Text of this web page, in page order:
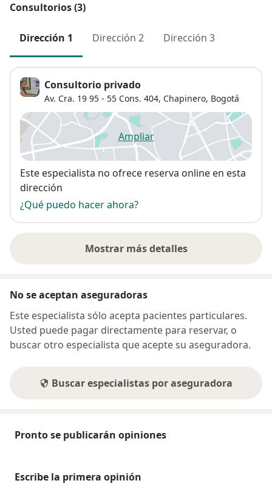
Consultorios (3)
Dirección 1 Dirección 2 Dirección 3
Consultorio privado
Av. Cra. 19 95 ‐ 55 Cons. 404, Chapinero, Bogotá
Ampliarse abre en una nueva
Disponibilidad
Este especialista no ofrece reserva online en esta
dirección
¿Qué puedo hacer ahora?
Mostrar más detalles
sobre la dirección
No se aceptan aseguradoras
Este especialista sólo acepta pacientes particulares.
Usted puede pagar directamente para reservar, o
buscar otro especialista que acepte su aseguradora.
Buscar especialistas por aseguradora
Pronto se publicarán opiniones
Escribe la primera opinión